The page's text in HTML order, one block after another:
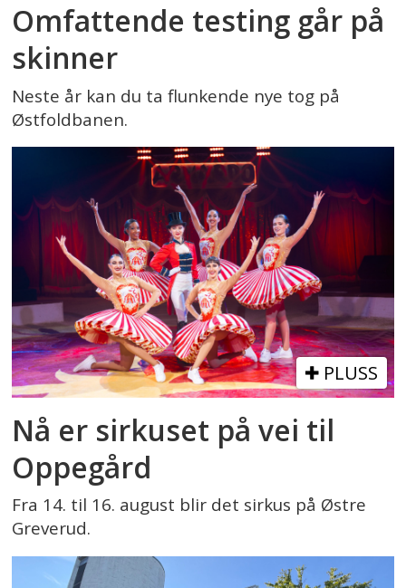
Omfattende testing går på
skinner
Neste år kan du ta flunkende nye tog på
Østfoldbanen.
PLUSS
Nå er sirkuset på vei til
Oppegård
Fra 14. til 16. august blir det sirkus på Østre
Greverud.